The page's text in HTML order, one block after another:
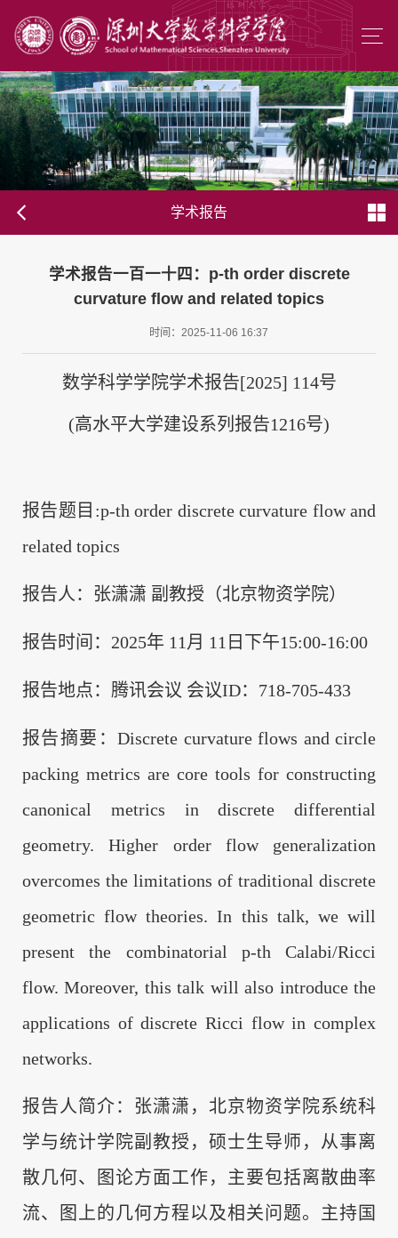
学术报告
学术报告一百一十四：p-th order discrete
curvature flow and related topics
时间：2025-11-06 16:37
数学科学学院学术报告[2025] 114号
(高水平大学建设系列报告1216号)
报告题目:p-th order discrete curvature flow and
related topics
报告人：张潇潇 副教授（北京物资学院）
报告时间：2025年 11月 11日下午15:00-16:00
报告地点：腾讯会议 会议ID：718-705-433
报告摘要：Discrete curvature flows and circle
packing metrics are core tools for constructing
canonical metrics in discrete differential
geometry.
Higher
order flow generalization
overcomes the limitations of traditional discrete
geometric flow theories. In this talk, we will
present
the combinatorial p-th Calabi/Ricci
flow. Moreover, this talk will also introduce the
applications of discrete Ricci flow in complex
networks.
报告人简介：张潇潇，北京物资学院系统科
学与统计学院副教授，硕士生导师，从事离
散几何、图论方面工作，主要包括离散曲率
流、图上的几何方程以及相关问题。主持国